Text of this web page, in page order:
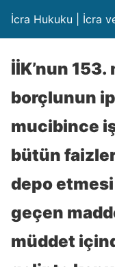
İcra Hukuku | İcra
İİK’nun
borçlunun
mucibince
bütün
depo etmesi
geçen
müddet